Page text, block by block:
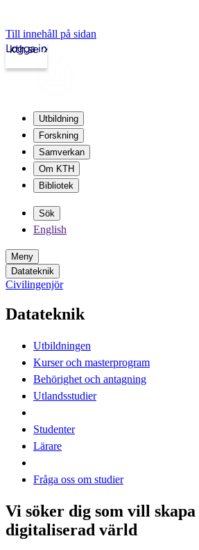
Till innehåll på sidan
kth.se
Logga in
Utbildning
Forskning
Samverkan
Om KTH
Bibliotek
Sök
English
Meny
Datateknik
Civilingenjör
Datateknik
Utbildningen
Kurser och masterprogram
Behörighet och antagning
Utlandsstudier
Studenter
Lärare
Fråga oss om studier
Vi söker dig som vill
digitaliserad värld